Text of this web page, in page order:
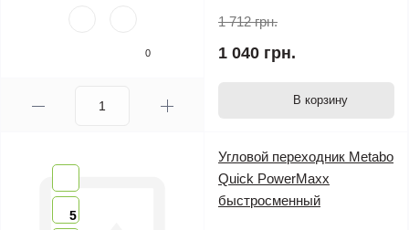
0
1 712 грн.
1 040 грн.
В корзину
5
Угловой переходник Metabo
Quick PowerMaxx
быстросменный